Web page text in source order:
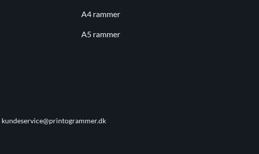
A4 rammer
A5 rammer
kundeservice@printogrammer.dk